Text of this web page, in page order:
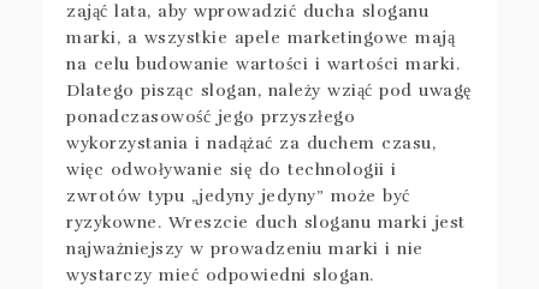
zająć lata, aby wprowadzić ducha sloganu
marki, a wszystkie apele marketingowe mają
na celu budowanie wartości i wartości marki.
Dlatego pisząc slogan, należy wziąć pod uwagę
ponadczasowość jego przyszłego
wykorzystania i nadążać za duchem czasu,
więc odwoływanie się do technologii i
zwrotów typu „jedyny jedyny” może być
ryzykowne. Wreszcie duch sloganu marki jest
najważniejszy w prowadzeniu marki i nie
wystarczy mieć odpowiedni slogan.